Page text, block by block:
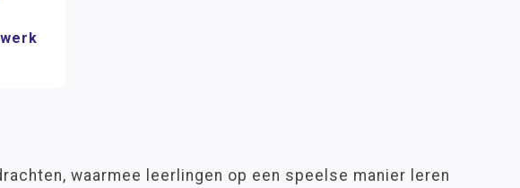
waarmee leerlingen op een speelse manier leren